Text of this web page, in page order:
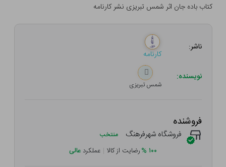
کتاب باده جان اثر شمس تبریزی نشر کارنامه
ناشر:
کارنامه
نویسنده:
شمس تبریزی
فروشنده
فروشگاه شهرفرهنگ منتخب
۱۰۰ %رضایت از کالا | عملکرد عالی